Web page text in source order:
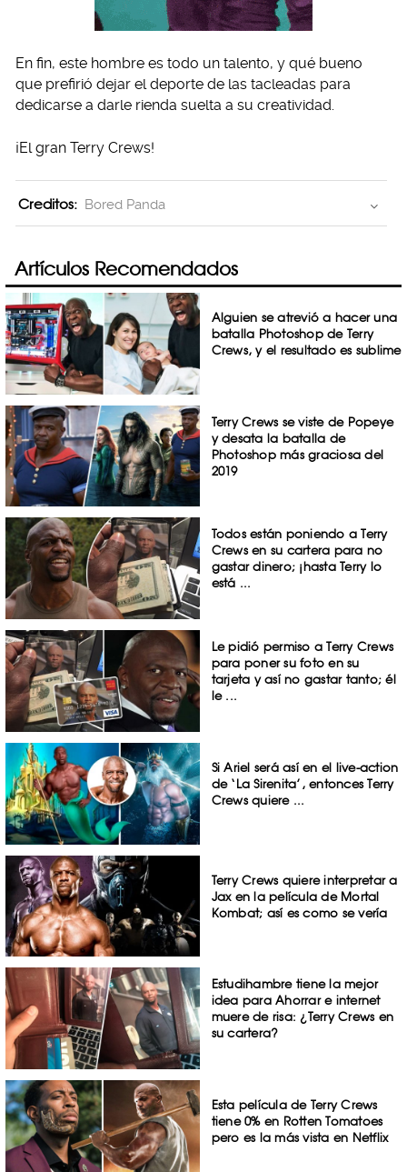
En fin, este hombre es todo un talento, y qué bueno
que prefirió dejar el deporte de las tacleadas para
dedicarse a darle rienda suelta a su creatividad.
¡El gran Terry Crews!
Creditos: Bored Panda
Artículos Recomendados
Alguien se atrevió a hacer una
batalla Photoshop de Terry
Crews, y el resultado es sublime
Terry Crews se viste de Popeye
y desata la batalla de
Photoshop más graciosa del
2019
Todos están poniendo a Terry
Crews en su cartera para no
gastar dinero; ¡hasta Terry lo
está ...
Le pidió permiso a Terry Crews
para poner su foto en su
tarjeta y así no gastar tanto; él
le ...
Si Ariel será así en el live-action
de ‘La Sirenita’, entonces Terry
Crews quiere ...
Terry Crews quiere interpretar a
Jax en la película de Mortal
Kombat; así es como se vería
Estudihambre tiene la mejor
idea para Ahorrar e internet
muere de risa: ¿Terry Crews en
su cartera?
Esta película de Terry Crews
tiene 0% en Rotten Tomatoes
pero es la más vista en Netflix